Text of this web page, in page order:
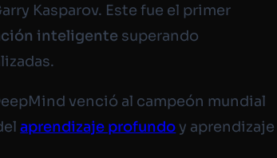
Kasparov. Este fue el primer
inteligente superando
venció al campeón mundial
aprendizaje profundoy aprendizaje